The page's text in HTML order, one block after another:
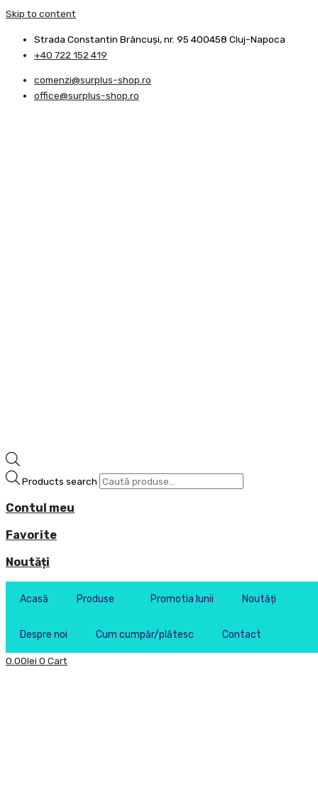
Skip to content
Strada Constantin Brâncuşi, nr. 95 400458 Cluj-Napoca
+40 722 152 419
comenzi@surplus-shop.ro
office@surplus-shop.ro
Products search
Contul meu
Favorite
Noutăți
Acasă Produse Promotia lunii Noutăți
Despre noi Cum cumpăr/plătesc Contact
0.00lei 0 Cart